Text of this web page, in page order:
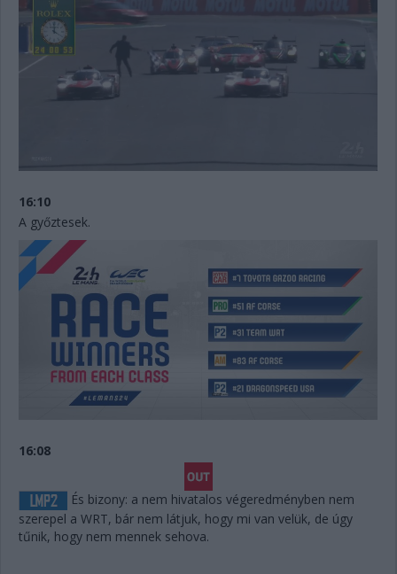
16:10
A győztesek.
16:08
És bizony: a nem hivatalos végeredményben nem
szerepel a WRT, bár nem látjuk, hogy mi van velük, de úgy
tűnik, hogy nem mennek sehova.